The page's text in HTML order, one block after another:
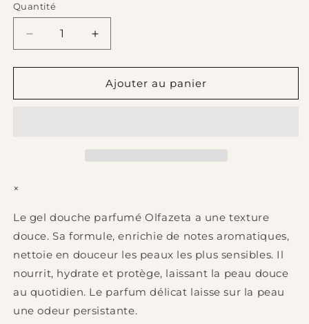
Quantité
Réduire
la
quantité
061-
Augmenter
la
quantité
de
061-
Ajouter au panier
×
Le gel douche parfumé Olfazeta a une texture
douce. Sa formule, enrichie de notes aromatiques,
nettoie en douceur les peaux les plus sensibles. Il
nourrit, hydrate et protège, laissant la peau douce
au quotidien. Le parfum délicat laisse sur la peau
une odeur persistante.